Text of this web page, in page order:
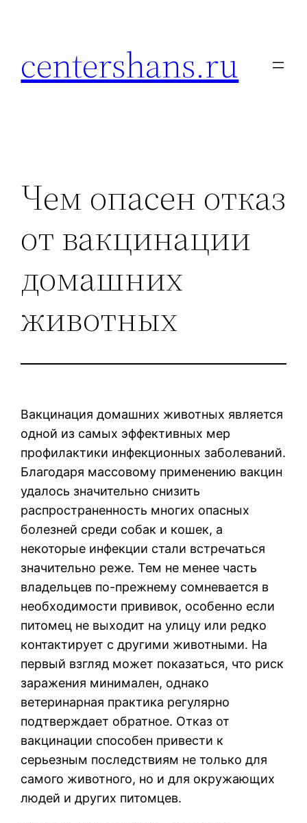
centershans.ru
Чем опасен отказ
от вакцинации
домашних
животных
Вакцинация домашних животных является
одной из самых эффективных мер
профилактики инфекционных заболеваний.
Благодаря массовому применению вакцин
удалось значительно снизить
распространенность многих опасных
болезней среди собак и кошек, а
некоторые инфекции стали встречаться
значительно реже. Тем не менее часть
владельцев по-прежнему сомневается в
необходимости прививок, особенно если
питомец не выходит на улицу или редко
контактирует с другими животными. На
первый взгляд может показаться, что риск
заражения минимален, однако
ветеринарная практика регулярно
подтверждает обратное. Отказ от
вакцинации способен привести к
серьезным последствиям не только для
самого животного, но и для окружающих
людей и других питомцев.